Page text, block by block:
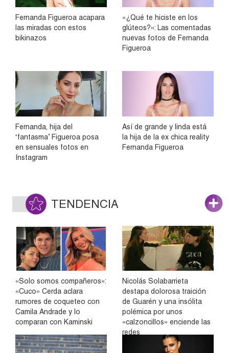
Fernanda Figueroa acapara
las miradas con estos
bikinazos
«¿Qué te hiciste en los
glúteos?»: Las comentadas
nuevas fotos de Fernanda
Figueroa
Fernanda, hija del
‘fantasma’ Figueroa posa
en sensuales fotos en
Instagram
Así de grande y linda está
la hija de la ex chica reality
Fernanda Figueroa
TENDENCIA
«Solo somos compañeros»:
«Cuco» Cerda aclara
rumores de coqueteo con
Camila Andrade y lo
comparan con Kaminski
Nicolás Solabarrieta
destapa dolorosa traición
de Guarén y una insólita
polémica por unos
«calzoncillos» enciende las
redes